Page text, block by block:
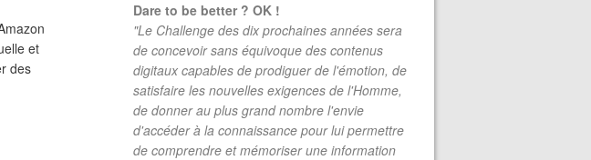
et
des
Dare to be better ? OK !
"Le Challenge des dix prochaines années sera
de concevoir sans équivoque des contenus
digitaux capables de prodiguer de l'émotion, de
satisfaire les nouvelles exigences de l'Homme,
de donner au plus grand nombre l'envie
d'accéder à la connaissance pour lui permettre
de comprendre et mémoriser une information